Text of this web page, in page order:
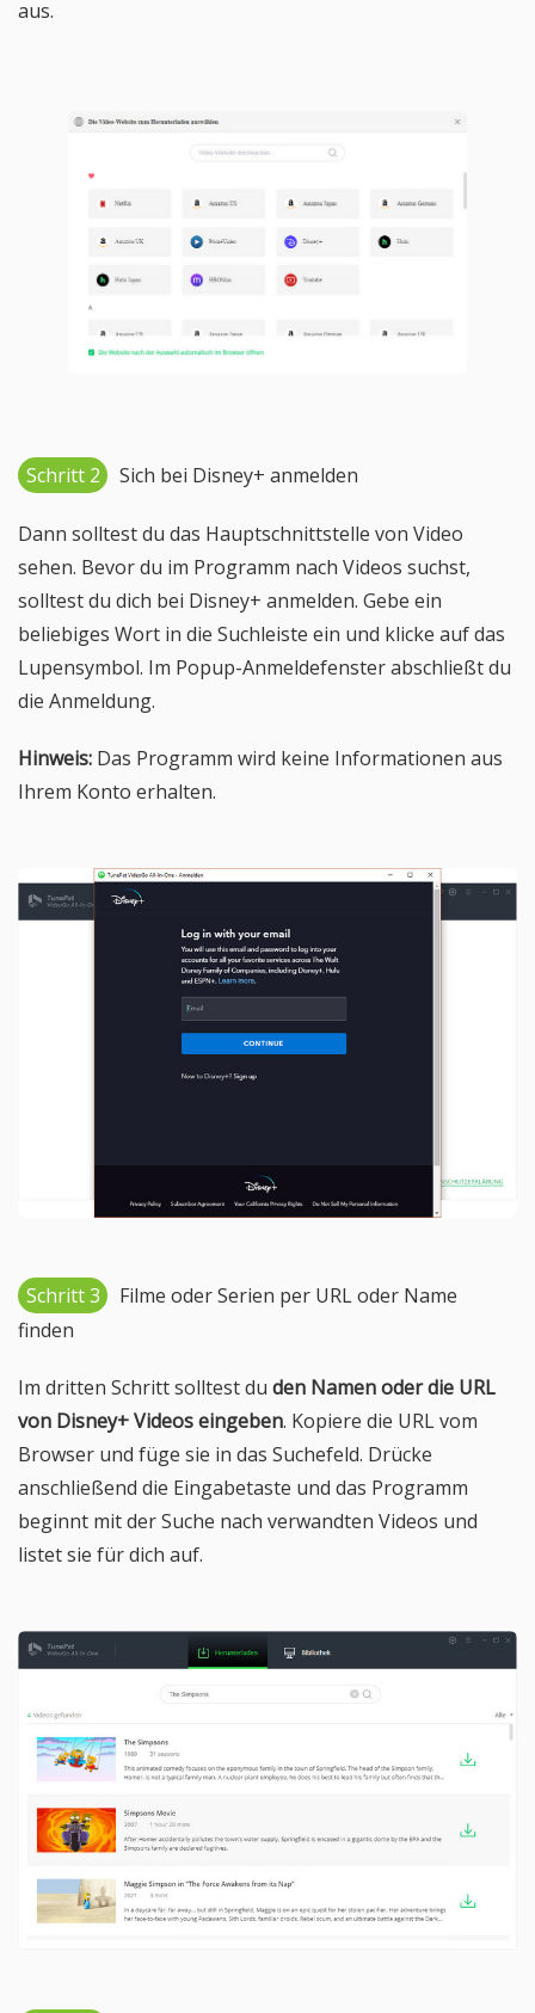
aus.
Schritt 2 Sich bei Disney+ anmelden
Dann solltest du das Hauptschnittstelle von Video
sehen. Bevor du im Programm nach Videos suchst,
solltest du dich bei Disney+ anmelden. Gebe ein
beliebiges Wort in die Suchleiste ein und klicke auf das
Lupensymbol. Im Popup-Anmeldefenster abschließt du
die Anmeldung.
Hinweis: Das Programm wird keine Informationen aus
Ihrem Konto erhalten.
Schritt 3
Filme oder Serien per URL oder Name
finden
Im dritten Schritt solltest du den Namen oder die URL
von Disney+ Videos eingeben. Kopiere die URL vom
Browser und füge sie in das Suchefeld. Drücke
anschließend die Eingabetaste und das Programm
beginnt mit der Suche nach verwandten Videos und
listet sie für dich auf.